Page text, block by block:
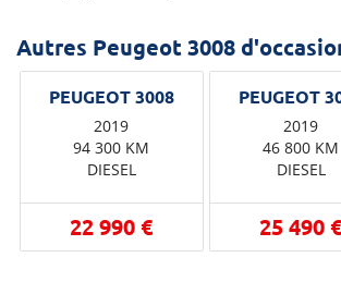
Autres Peugeot 3008
PEUGEOT 3008
2019
94 300 KM
DIESEL
22 990 €
2019
46 800 KM
DIESEL
25 490